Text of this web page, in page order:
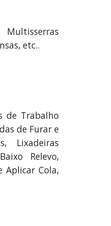
Multisserras
etc..
de Trabalho
de Furar e
Lixadeiras
Relevo,
Aplicar Cola,